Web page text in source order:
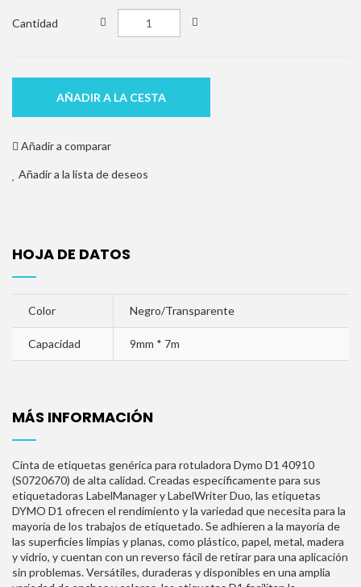
Cantidad
AÑADIR A LA CESTA
Añadir a comparar
Añadir a la lista de deseos
HOJA DE DATOS
Color Negro/Transparente
Capacidad 9mm * 7m
MÁS INFORMACIÓN
Cinta de etiquetas genérica para rotuladora Dymo D1 40910
(S0720670) de alta calidad. Creadas específicamente para sus
etiquetadoras LabelManager y LabelWriter Duo, las etiquetas
DYMO D1 ofrecen el rendimiento y la variedad que necesita para la
mayoría de los trabajos de etiquetado. Se adhieren a la mayoría de
las superficies limpias y planas, como plástico, papel, metal, madera
y vidrio, y cuentan con un reverso fácil de retirar para una aplicación
sin problemas. Versátiles, duraderas y disponibles en una amplia